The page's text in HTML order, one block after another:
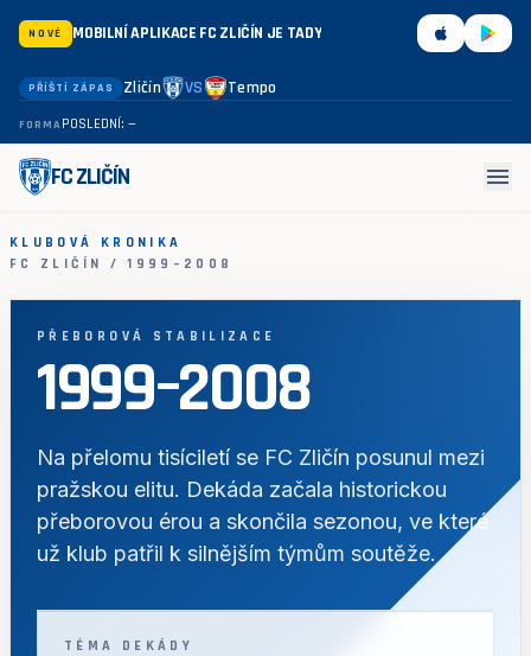
NOVÉ MOBILNÍ APLIKACE FC ZLIČÍN JE TADY
PŘÍŠTÍ ZÁPAS Zličín VS Tempo
FORMAPOSLEDNÍ: —
FC ZLIČÍN menu
KLUBOVÁ KRONIKA
FC ZLIČÍN / 1999–2008
PŘEBOROVÁ STABILIZACE
1999–2008
Na přelomu tisíciletí se FC Zličín posunul mezi
pražskou elitu. Dekáda začala historickou
přeborovou érou a skončila sezonou, ve které
už klub patřil k silnějším týmům soutěže.
TÉMA DEKÁDY